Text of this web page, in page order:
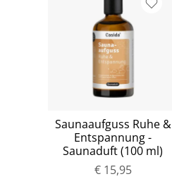
Saunaaufguss Ruhe &
Entspannung -
Saunaduft (100 ml)
€ 15,95